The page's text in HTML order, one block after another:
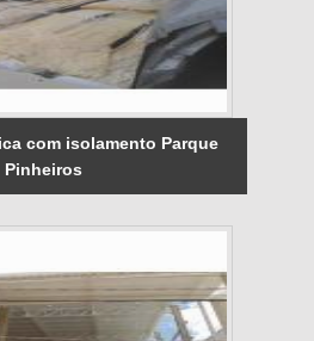
com isolamento Parque
Pinheiros